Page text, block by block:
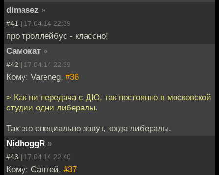
dimasez »
#41 | 17.04.14 22:39
про троллейбус - классно!
Самокат »
#42 | 17.04.14 22:39
Кому: Vareneg, #36
> Как ни передача с ДЮ, так постоянно в московской
студии одни либералы.
Так его специально зовут, когда либералы.
NidhoggR »
#43 | 17.04.14 22:40
Кому: Сантей, #37